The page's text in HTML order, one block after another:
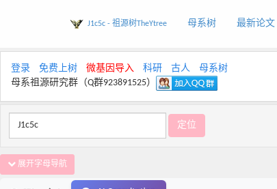
J1c5c - 祖源树TheYtree 母系树 最新论文
登录 免费上树 微基因导入 科研 古人
母系树
母系祖源研究群（Q群923891525）
展开字母导航